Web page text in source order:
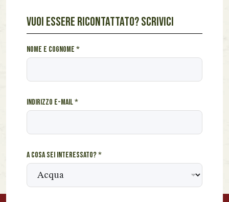
VUOI ESSERE RICONTATTATO? SCRIVICI
Nome e cognome *
Indirizzo e-mail*
A cosa sei interessato?*